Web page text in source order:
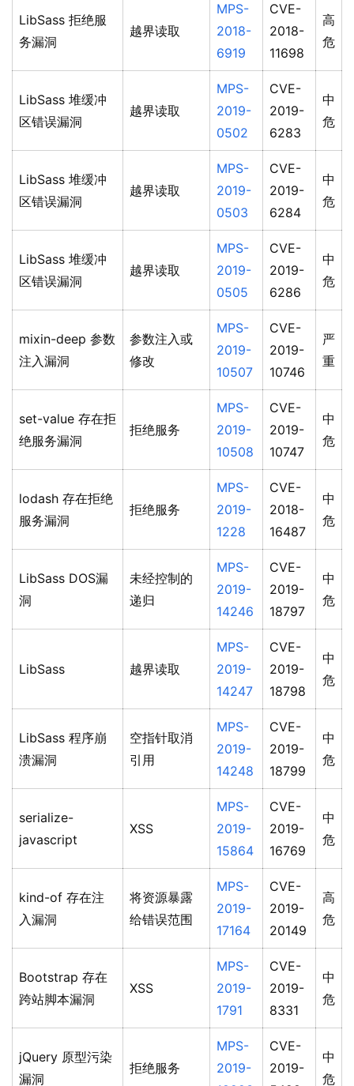
LibSass 拒绝服
务漏洞
越界读取
MPS-
2018-
6919
CVE-
2018-
11698
高
危
LibSass 堆缓冲
区错误漏洞
越界读取
MPS-
2019-
0502
CVE-
2019-
6283
中
危
LibSass 堆缓冲
区错误漏洞
越界读取
MPS-
2019-
0503
CVE-
2019-
6284
中
危
LibSass 堆缓冲
区错误漏洞
越界读取
MPS-
2019-
0505
CVE-
2019-
6286
中
危
mixin-deep 参数
注入漏洞
参数注入或
修改
MPS-
2019-
10507
CVE-
2019-
10746
严
重
set-value 存在拒
绝服务漏洞
拒绝服务
MPS-
2019-
10508
CVE-
2019-
10747
中
危
lodash 存在拒绝
服务漏洞
拒绝服务
MPS-
2019-
1228
CVE-
2018-
16487
中
危
LibSass DOS漏
洞
未经控制的
递归
MPS-
2019-
14246
CVE-
2019-
18797
中
危
LibSass 越界读取
MPS-
2019-
14247
CVE-
2019-
18798
中
危
LibSass 程序崩
溃漏洞
空指针取消
引用
MPS-
2019-
14248
CVE-
2019-
18799
中
危
serialize-
javascript
XSS
MPS-
2019-
15864
CVE-
2019-
16769
中
危
kind-of 存在注
入漏洞
将资源暴露
给错误范围
MPS-
2019-
17164
CVE-
2019-
20149
高
危
Bootstrap 存在
跨站脚本漏洞
XSS
MPS-
2019-
1791
CVE-
2019-
8331
中
危
jQuery 原型污染
漏洞
拒绝服务
MPS-
2019-
CVE-
2019-
中
危